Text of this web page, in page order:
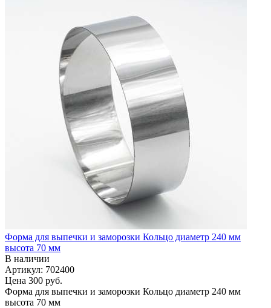
Форма для выпечки и заморозки Кольцо диаметр 240 мм
высота 70 мм
В наличии
Артикул: 702400
Цена 300 руб.
Форма для выпечки и заморозки Кольцо диаметр 240 мм
высота 70 мм